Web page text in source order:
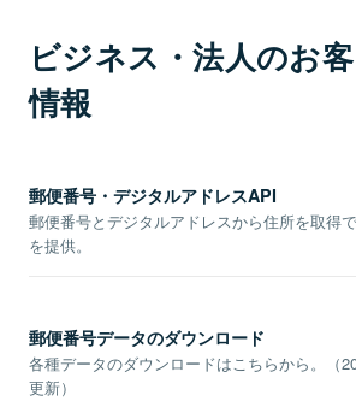
ビジネス・法人のお
情報
郵便番号・デジタルアドレスAPI
郵便番号とデジタルアドレスから住所を取得
を提供。
郵便番号データのダウンロード
各種データのダウンロードはこちらから。（
更新）